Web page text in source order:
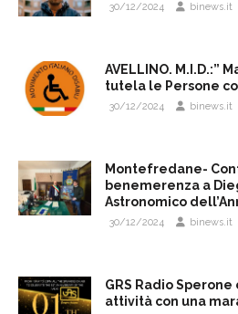
30/12/2024 binews.it
AVELLINO. M.I.D.:”
tutela le Persone
30/12/2024 binews.it
Montefredane-
benemerenza a
Astronomico
30/12/2024 binews.it
GRS Radio
attività con una